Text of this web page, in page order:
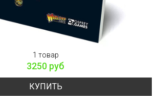
1 товар
3250 руб
КУПИТЬ